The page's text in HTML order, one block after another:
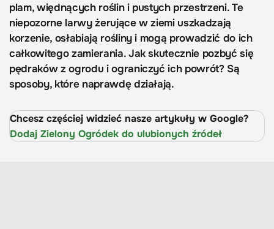
plam, więdnących roślin i pustych przestrzeni. Te
niepozorne larwy żerujące w ziemi uszkadzają
korzenie, osłabiają rośliny i mogą prowadzić do ich
całkowitego zamierania. Jak skutecznie pozbyć się
pędraków z ogrodu i ograniczyć ich powrót? Są
sposoby, które naprawdę działają.
Chcesz częściej widzieć nasze artykuły w Google?
Dodaj Zielony Ogródek do ulubionych źródeł